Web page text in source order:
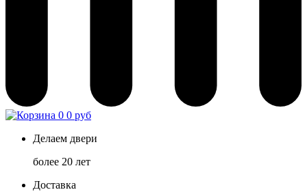
0 0 руб
Делаем двери
более 20 лет
Доставка